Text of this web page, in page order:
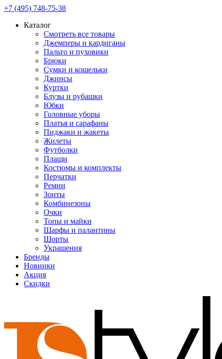
+7 (495) 748-75-38
Каталог
Смотреть все товары
Джемперы и кардиганы
Пальто и пуховики
Брюки
Сумки и кошельки
Джинсы
Куртки
Блузы и рубашки
Юбки
Головные уборы
Платья и сарафаны
Пиджаки и жакеты
Жилеты
Футболки
Плащи
Костюмы и комплекты
Перчатки
Ремни
Зонты
Комбинезоны
Очки
Топы и майки
Шарфы и палантины
Шорты
Украшения
Бренды
Новинки
Акция
Скидки